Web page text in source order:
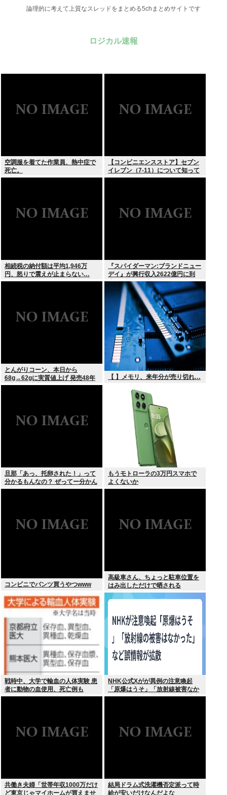
論理的に考えて上質なスレッドをまとめる5chまとめサイトです
ロジカル速報
空調服を着てた作業員、熱中症で
死亡。
【コンビニエンスストア】セブン
イレブン（7-11）について知って
いること
相続税の納付額は平均1,946万
円、怒りで震えが止まらない…
『スパイダーマン:ブランドニュー
デイ』が興行収入2622億円に到
達！2週目も好調に推移へ
とんがりコーン、本日から
68g→62gに実質値上げ 発売48年
で初の箱縮小 メーカー「CO2も
【 】メモリ、来年分が売り切れ…
旦那「あっ、托卵された！」って
分かるもんなの？ ぜってー分かん
ないだろ。
もうモトローラの3万円スマホで
よくないか
コンビニでパンツ買うやつwww
高級車さん、ちょっと駐車位置を
はみ出しただけで晒される
wwwWwwWWw
戦時中、大学で輸血の人体実験 患
者に動物の血使用、死亡例も
NHK公式Xがが異例の注意喚起
「原爆はうそ」「放射線被害なか
った」SNS拡散情報めぐり「荒唐
共働き夫婦「世帯年収1000万だけ
ど東京じゃマイホームが買えませ
結局ドラム式洗濯機否定派って時
給が安いだけなんだよな